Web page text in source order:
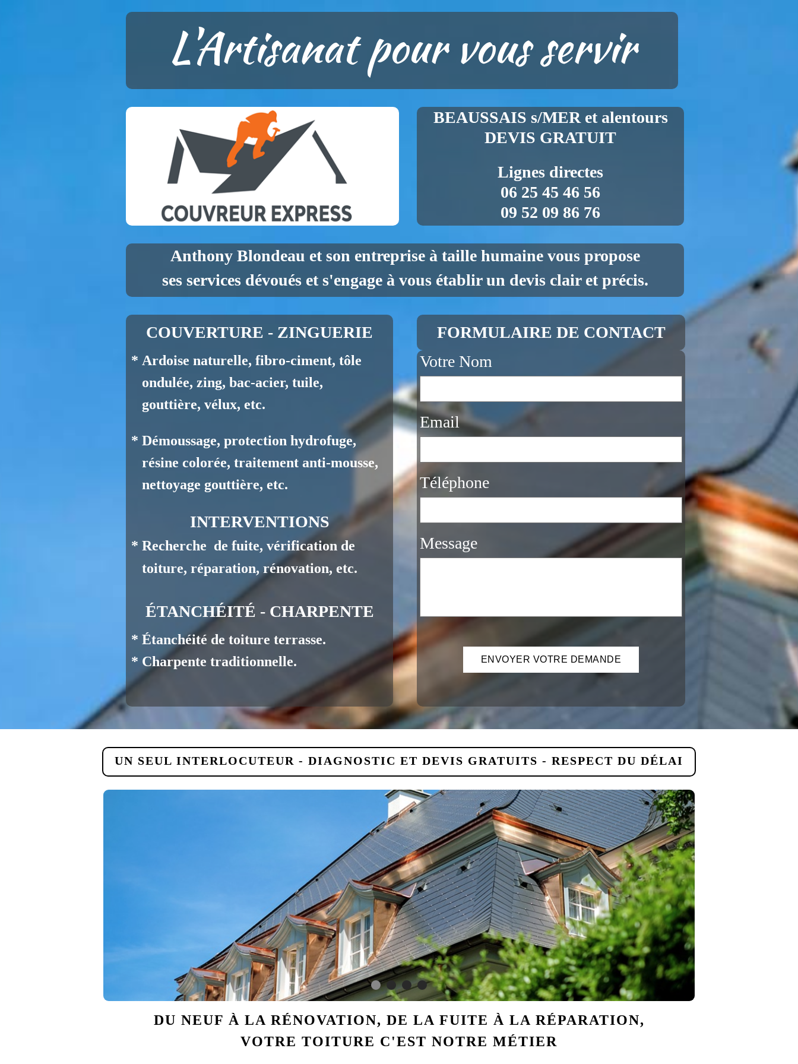
L'Artisanat pour vous servir
BEAUSSAIS s/MER et alentours
DEVIS GRATUIT
Lignes directes
06 25 45 46 56
09 52 09 86 76
Anthony Blondeau et son entreprise à taille humaine vous propose
ses services dévoués et s'engage à vous établir un devis clair et précis.
COUVERTURE - ZINGUERIE
* Ardoise naturelle, fibro-ciment, tôle
ondulée, zing, bac-acier, tuile,
gouttière, vélux, etc.
* Démoussage, protection hydrofuge,
résine colorée, traitement anti-mousse,
nettoyage gouttière, etc.
INTERVENTIONS
* Recherche de fuite, vérification de
toiture, réparation, rénovation, etc.
ÉTANCHÉITÉ - CHARPENTE
* Étanchéité de toiture terrasse.
* Charpente traditionnelle.
FORMULAIRE DE CONTACT
Votre Nom
Email
Téléphone
Message
UN SEUL INTERLOCUTEUR - DIAGNOSTIC ET DEVIS GRATUITS - RESPECT DU DÉLAI
DU NEUF À LA RÉNOVATION, DE LA FUITE À LA RÉPARATION,
VOTRE TOITURE C'EST NOTRE MÉTIER